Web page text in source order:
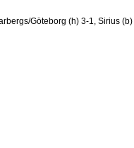
Göteborg (h) 3-1, Sirius